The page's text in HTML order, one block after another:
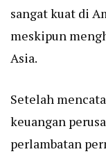
sangat kuat di
meskipun
Asia.
Setelah
keuangan
perlambatan